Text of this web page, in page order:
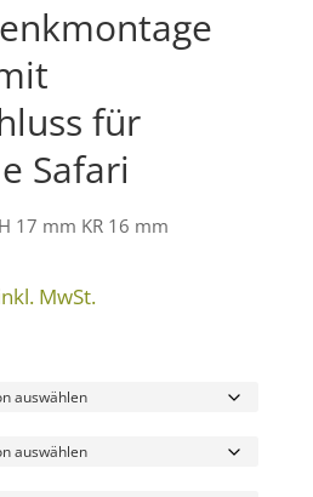
für
Safari
17 mm KR 16 mm
MwSt.